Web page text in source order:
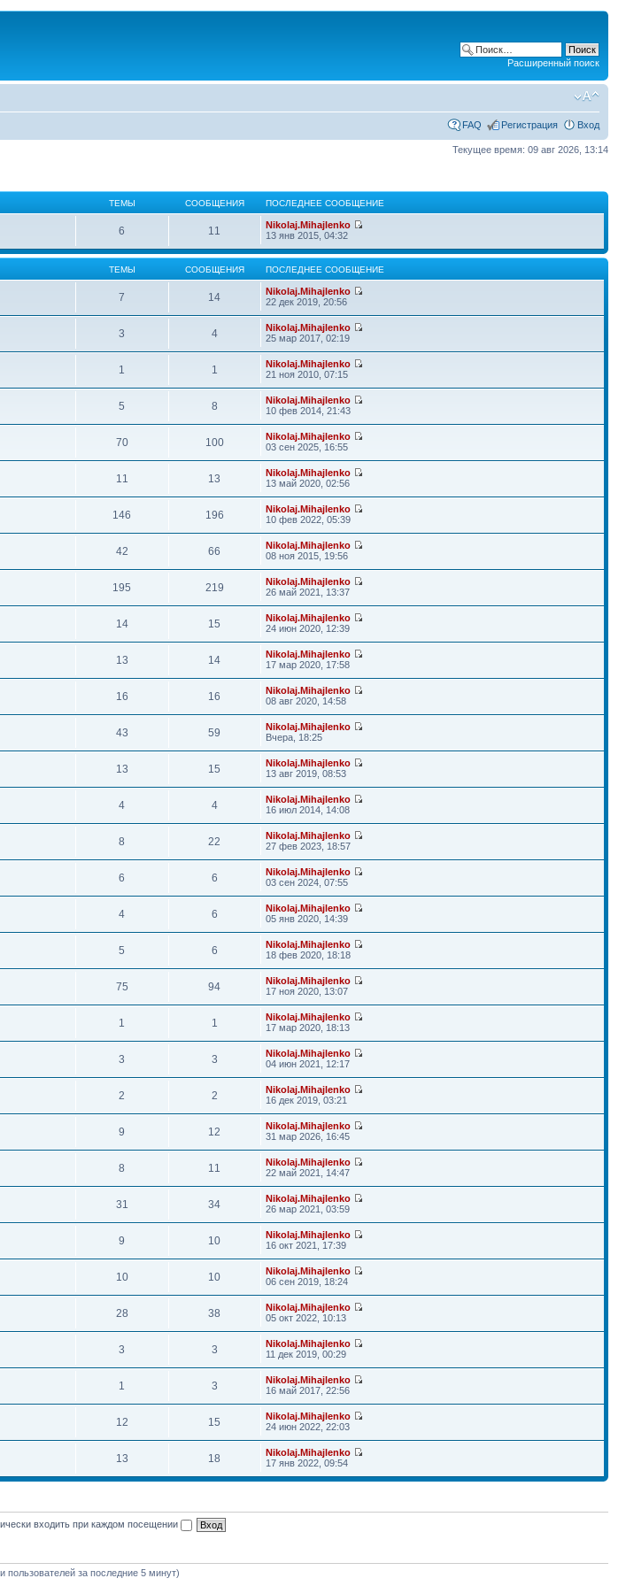
Расширенный поиск
FAQ Регистрация Вход
Текущее время: 09 авг 2026, 13:14
ТЕМЫ СООБЩЕНИЯ ПОСЛЕДНЕЕ СООБЩЕНИЕ
6 11
Nikolaj.Mihajlenko
13 янв 2015, 04:32
ТЕМЫ СООБЩЕНИЯ ПОСЛЕДНЕЕ СООБЩЕНИЕ
7 14
Nikolaj.Mihajlenko
22 дек 2019, 20:56
3 4
Nikolaj.Mihajlenko
25 мар 2017, 02:19
1 1
Nikolaj.Mihajlenko
21 ноя 2010, 07:15
5 8
Nikolaj.Mihajlenko
10 фев 2014, 21:43
70 100
Nikolaj.Mihajlenko
03 сен 2025, 16:55
11 13
Nikolaj.Mihajlenko
13 май 2020, 02:56
146 196
Nikolaj.Mihajlenko
10 фев 2022, 05:39
42 66
Nikolaj.Mihajlenko
08 ноя 2015, 19:56
195 219
Nikolaj.Mihajlenko
26 май 2021, 13:37
14 15
Nikolaj.Mihajlenko
24 июн 2020, 12:39
13 14
Nikolaj.Mihajlenko
17 мар 2020, 17:58
16 16
Nikolaj.Mihajlenko
08 авг 2020, 14:58
43 59
Nikolaj.Mihajlenko
Вчера, 18:25
13 15
Nikolaj.Mihajlenko
13 авг 2019, 08:53
4 4
Nikolaj.Mihajlenko
16 июл 2014, 14:08
8 22
Nikolaj.Mihajlenko
27 фев 2023, 18:57
6 6
Nikolaj.Mihajlenko
03 сен 2024, 07:55
4 6
Nikolaj.Mihajlenko
05 янв 2020, 14:39
5 6
Nikolaj.Mihajlenko
18 фев 2020, 18:18
75 94
Nikolaj.Mihajlenko
17 ноя 2020, 13:07
1 1
Nikolaj.Mihajlenko
17 мар 2020, 18:13
3 3
Nikolaj.Mihajlenko
04 июн 2021, 12:17
2 2
Nikolaj.Mihajlenko
16 дек 2019, 03:21
9 12
Nikolaj.Mihajlenko
31 мар 2026, 16:45
8 11
Nikolaj.Mihajlenko
22 май 2021, 14:47
31 34
Nikolaj.Mihajlenko
26 мар 2021, 03:59
9 10
Nikolaj.Mihajlenko
16 окт 2021, 17:39
10 10
Nikolaj.Mihajlenko
06 сен 2019, 18:24
28 38
Nikolaj.Mihajlenko
05 окт 2022, 10:13
3 3
Nikolaj.Mihajlenko
11 дек 2019, 00:29
1 3
Nikolaj.Mihajlenko
16 май 2017, 22:56
12 15
Nikolaj.Mihajlenko
24 июн 2022, 22:03
13 18
Nikolaj.Mihajlenko
17 янв 2022, 09:54
входить при каждом посещении
пользователей за последние 5 минут)